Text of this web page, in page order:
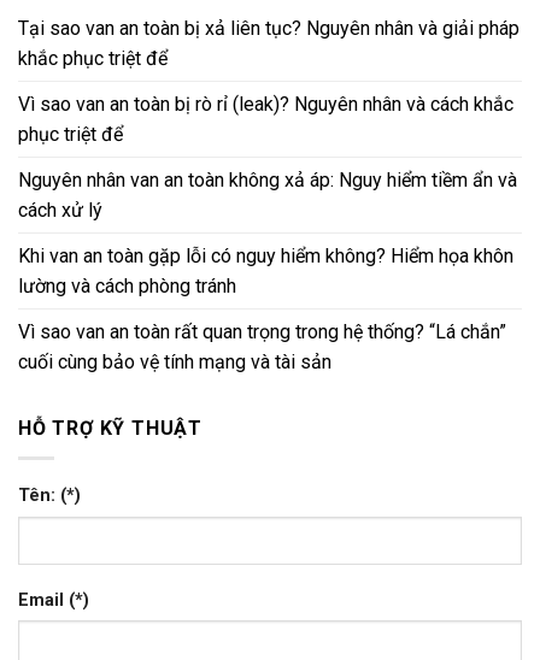
Tại sao van an toàn bị xả liên tục? Nguyên nhân và giải pháp
khắc phục triệt để
Vì sao van an toàn bị rò rỉ (leak)? Nguyên nhân và cách khắc
phục triệt để
Nguyên nhân van an toàn không xả áp: Nguy hiểm tiềm ẩn và
cách xử lý
Khi van an toàn gặp lỗi có nguy hiểm không? Hiểm họa khôn
lường và cách phòng tránh
Vì sao van an toàn rất quan trọng trong hệ thống? “Lá chắn”
cuối cùng bảo vệ tính mạng và tài sản
HỖ TRỢ KỸ THUẬT
Tên: (*)
Email (*)